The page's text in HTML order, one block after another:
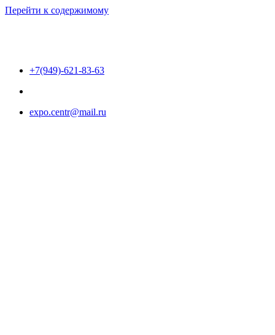
Перейти к содержимому
+7(949)-621-83-63
expo.centr@mail.ru